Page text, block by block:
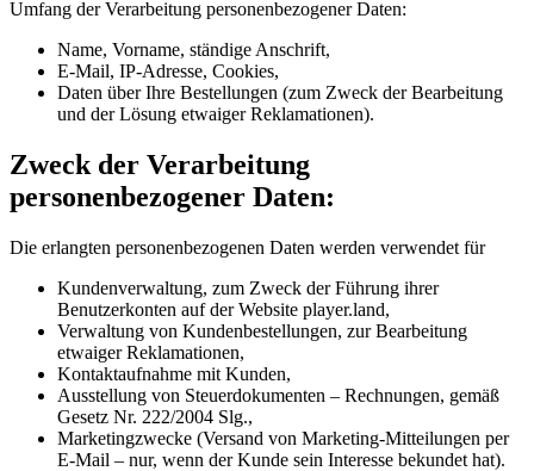
Umfang der Verarbeitung personenbezogener Daten:
Name, Vorname, ständige Anschrift,
E-Mail, IP-Adresse, Cookies,
Daten über Ihre Bestellungen (zum Zweck der Bearbeitung
und der Lösung etwaiger Reklamationen).
Zweck der Verarbeitung
personenbezogener Daten:
Die erlangten personenbezogenen Daten werden verwendet für
Kundenverwaltung, zum Zweck der Führung ihrer
Benutzerkonten auf der Website player.land,
Verwaltung von Kundenbestellungen, zur Bearbeitung
etwaiger Reklamationen,
Kontaktaufnahme mit Kunden,
Ausstellung von Steuerdokumenten – Rechnungen, gemäß
Gesetz Nr. 222/2004 Slg.,
Marketingzwecke (Versand von Marketing-Mitteilungen per
E-Mail – nur, wenn der Kunde sein Interesse bekundet hat).